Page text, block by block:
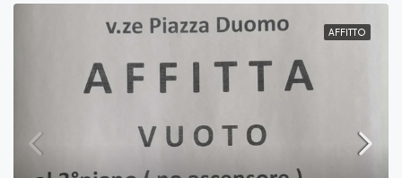
AFFITTO